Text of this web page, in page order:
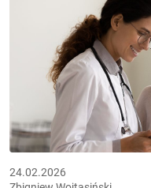
24.02.2026